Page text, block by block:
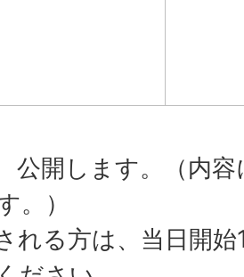
公開します。（内
。）
れる方は、当日開